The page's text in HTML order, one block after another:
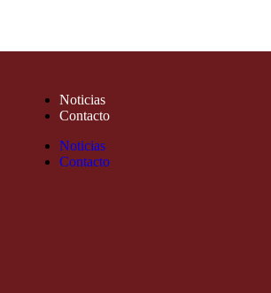
Noticias
Contacto
Noticias
Contacto